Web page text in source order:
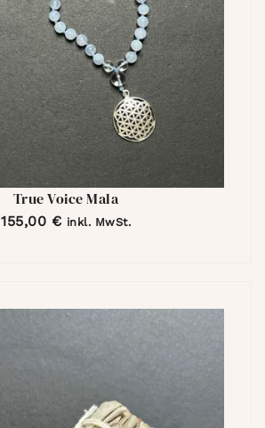
True Voice Mala
155,00 € inkl. MwSt.